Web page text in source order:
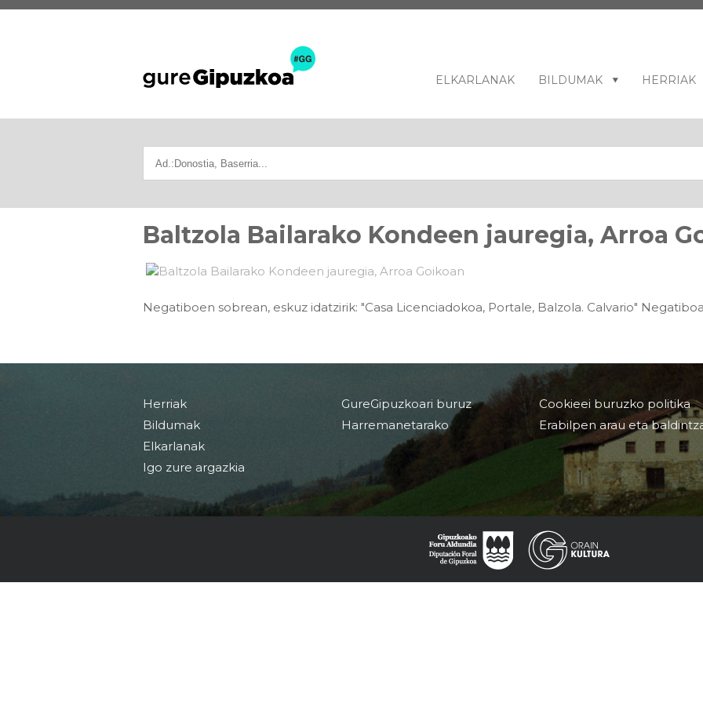
ELKARLANAK BILDUMAK HERRIAK
Baltzola Bailarako Kondeen jauregia, Arroa
Negatiboen sobrean, eskuz idatzirik: "Casa Licenciadokoa, Portale, Balzola. Calvario"
Herriak
Bildumak
Elkarlanak
Igo zure argazkia
GureGipuzkoari buruz
Harremanetarako
Cookieei buruzko politika
Erabilpen arau eta